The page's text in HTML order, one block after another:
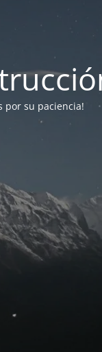
por su paciencia!